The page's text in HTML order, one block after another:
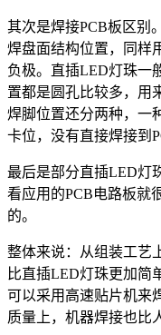
其次是焊接PCB板区别
焊盘面结构位置，同样
负极。直插LED灯珠一
置都是圆孔比较多，用
焊脚位置还分两种，一
卡位，没有直接焊接到
最后是部分直插LED灯
看应用的PCB电路板就
的。
整体来说：从组装工艺
比直插LED灯珠更加简
可以采用高速贴片机来
质量上，机器焊接也比